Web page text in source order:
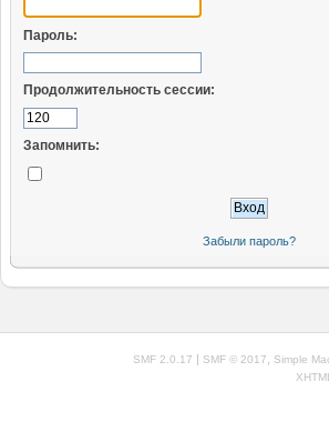
Пароль:
Продолжительность сессии:
Запомнить:
Забыли пароль?
SMF 2.0.17 SMF © 2017, Simple